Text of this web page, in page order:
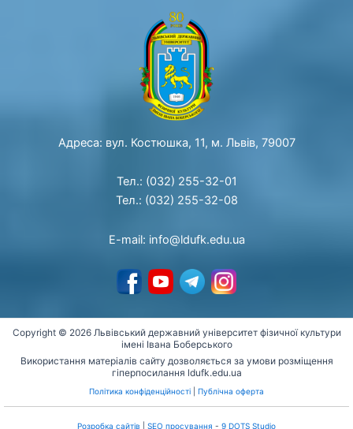
Адреса: вул. Костюшка, 11, м. Львів, 79007
Тел.: (032) 255-32-01
Тел.: (032) 255-32-08
E-mail: info@ldufk.edu.ua
Copyright © 2026 Львівський державний університет фізичної культури
імені Івана Боберського
Використання матеріалів сайту дозволяється за умови розміщення
гіперпосилання ldufk.edu.ua
Політика конфіденційності Публічна оферта
Розробка сайтів SEO просування - 9 DOTS Studio